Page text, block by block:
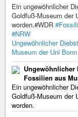
Ein ungewöhnlicher
Goldfuß-Museum der
worden.#WDR
#NRW
Ungewöhnlicher
Museum der Uni
Ungewöhnlicher
Fossilien aus
Ein ungewöhnlicher
Goldfuß-Museum der
worden.